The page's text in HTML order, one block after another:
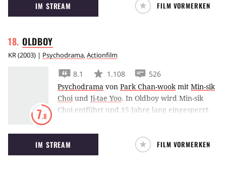
geschehen seltsame Dinge, und er verliert
langsam den Verstand.
IM STREAM FILM VORMERKEN
OLDBOY
KR(2003) | Psychodrama,Actionfilm
7.8
8.1 1.108
526
Psychodrama von Park Chan-wookmit Min-sik
Choiund Ji-tae Yoo. In Oldboy wird Min-sik
Choi entführt und 15 Jahre lang eingesperrt.
er Rache üben und herausfinden, weshalb er
eingesperrt wurde.
IM STREAM FILM VORMERKEN